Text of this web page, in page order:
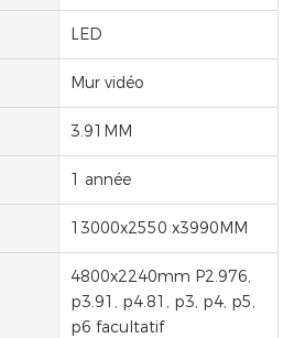
LED
Mur vidéo
3.91MM
1 année
13000x2550 x3990MM
4800x2240mm P2.976,
p3.91, p4.81, p3, p4, p5,
p6 facultatif